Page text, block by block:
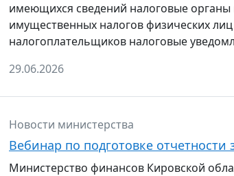
имеющихся сведений налоговые
имущественных налогов физических
налогоплательщиков налоговые
29.06.2026
Новости министерства
Вебинар по подготовке отчетности
Министерство финансов Кировской